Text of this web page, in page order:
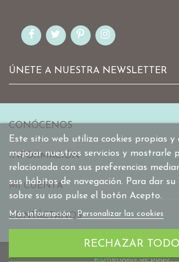
ÚNETE A NUESTRA NEWSLETTER
Este sitio web utiliza cookies propias y
mejorar nuestros servicios y mostrarle
relacionada con sus preferencias
sus hábitos de navegación. Para dar
sobre su uso pulse el botón Acepto.
Más información Personalizar las cookies
RECHAZAR TODO
CONÓCENOS
INFORMACIÓN
MI CUENTA
CONTÁCTANOS